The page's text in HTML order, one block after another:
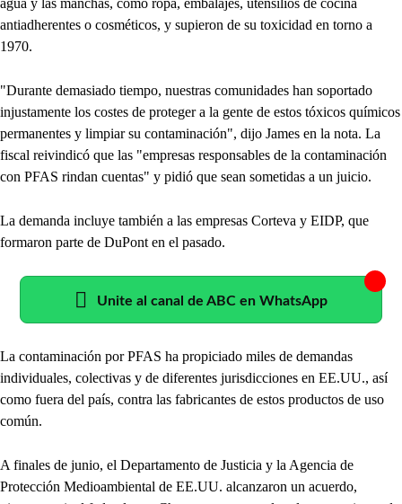
agua y las manchas, como ropa, embalajes, utensilios de cocina
antiadherentes o cosméticos, y supieron de su toxicidad en torno a
1970.
"Durante demasiado tiempo, nuestras comunidades han soportado
injustamente los costes de proteger a la gente de estos tóxicos químicos
permanentes y limpiar su contaminación", dijo James en la nota. La
fiscal reivindicó que las "empresas responsables de la contaminación
con PFAS rindan cuentas" y pidió que sean sometidas a un juicio.
La demanda incluye también a las empresas Corteva y EIDP, que
formaron parte de DuPont en el pasado.
Unite al canal de ABC en WhatsApp
La contaminación por PFAS ha propiciado miles de demandas
individuales, colectivas y de diferentes jurisdicciones en EE.UU., así
como fuera del país, contra las fabricantes de estos productos de uso
común.
A finales de junio, el Departamento de Justicia y la Agencia de
Protección Medioambiental de EE.UU. alcanzaron un acuerdo,